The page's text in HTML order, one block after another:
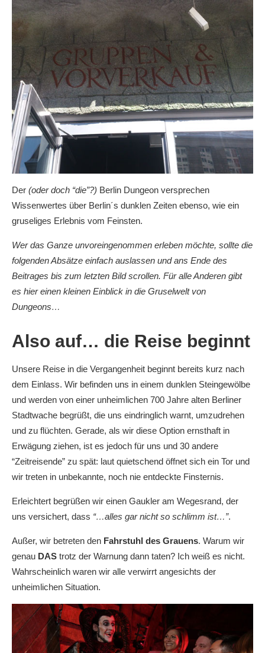
Der (oder doch “die”?) Berlin Dungeon versprechen
Wissenwertes über Berlin´s dunklen Zeiten ebenso, wie ein
gruseliges Erlebnis vom Feinsten.
Wer das Ganze unvoreingenommen erleben möchte, sollte die
folgenden Absätze einfach auslassen und ans Ende des
Beitrages bis zum letzten Bild scrollen. Für alle Anderen gibt
es hier einen kleinen Einblick in die Gruselwelt von
Dungeons…
Also auf… die Reise beginnt
Unsere Reise in die Vergangenheit beginnt bereits kurz nach
dem Einlass. Wir befinden uns in einem dunklen Steingewölbe
und werden von einer unheimlichen 700 Jahre alten Berliner
Stadtwache begrüßt, die uns eindringlich warnt, umzudrehen
und zu flüchten. Gerade, als wir diese Option ernsthaft in
Erwägung ziehen, ist es jedoch für uns und 30 andere
“Zeitreisende” zu spät: laut quietschend öffnet sich ein Tor und
wir treten in unbekannte, noch nie entdeckte Finsternis.
Erleichtert begrüßen wir einen Gaukler am Wegesrand, der
uns versichert, dass “…alles gar nicht so schlimm ist…”.
Außer, wir betreten den Fahrstuhl des Grauens. Warum wir
genau DAS trotz der Warnung dann taten? Ich weiß es nicht.
Wahrscheinlich waren wir alle verwirrt angesichts der
unheimlichen Situation.